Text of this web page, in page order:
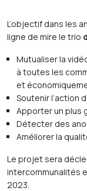
L’objectif dans les
ligne de mire le trio
Mutualiser la
à toutes les
et
Soutenirl’action
Apporter un plus
Détecter des
Améliorer la
Le projet sera
intercommunalités
2023.